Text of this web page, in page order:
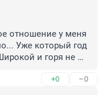
отношение у меня
Уже который год
и горя не
+0 –0